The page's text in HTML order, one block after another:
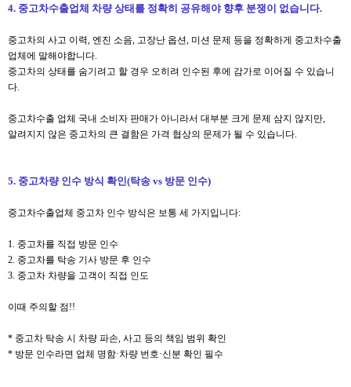
4. 중고차수출업체 차량 상태를 정확히 공유해야 향후 분쟁이 없습니다.
중고차의 사고 이력, 엔진 소음, 고장난 옵션, 미션 문제 등을 정확하게 중고차수출
업체에 말해야합니다.
중고차의 상태를 숨기려고 할 경우 오히려 인수된 후에 감가로 이어질 수 있습니
다.
중고차수출 업체 국내 소비자 판매가 아니라서 대부분 크게 문제 삼지 않지만,
알려지지 않은 중고차의 큰 결함은 가격 협상의 문제가 될 수 있습니다.
5. 중고차량 인수 방식 확인(탁송 vs 방문 인수)
중고차수출업체 중고차 인수 방식은 보통 세 가지입니다:
1. 중고차를 직접 방문 인수
2. 중고차를 탁송 기사 방문 후 인수
3. 중고차 차량을 고객이 직접 인도
이때 주의할 점!!
* 중고차 탁송 시 차량 파손, 사고 등의 책임 범위 확인
* 방문 인수라면 업체 명함·차량 번호·신분 확인 필수